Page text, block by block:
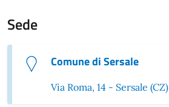
Sede
Comune di Sersale
Via Roma, 14 - Sersale (CZ)